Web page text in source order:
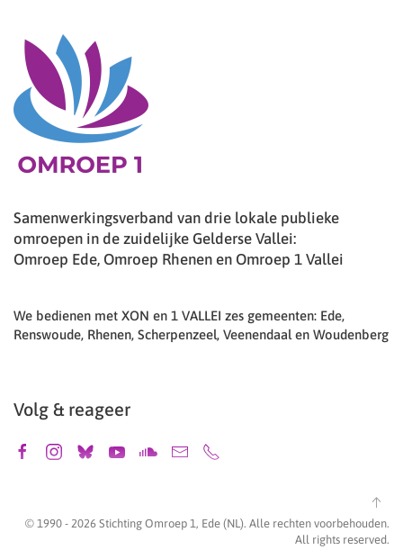
Samenwerkingsverband van drie lokale publieke
omroepen in de zuidelijke Gelderse Vallei:
Omroep Ede, Omroep Rhenen en Omroep 1 Vallei
We bedienen met XON en 1 VALLEI zes gemeenten: Ede,
Renswoude, Rhenen, Scherpenzeel, Veenendaal en Woudenberg
Volg & reageer
© 1990 - 2026 Stichting Omroep 1, Ede (NL). Alle rechten voorbehouden.
All rights reserved.